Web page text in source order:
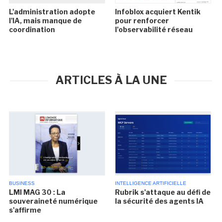
L'administration adopte
l'IA, mais manque de
coordination
Infoblox acquiert Kentik
pour renforcer
l'observabilité réseau
ARTICLES À LA UNE
BUSINESS
LMI MAG 30 : La
souveraineté numérique
s'affirme
INTELLIGENCE ARTIFICIELLE
Rubrik s'attaque au défi de
la sécurité des agents IA